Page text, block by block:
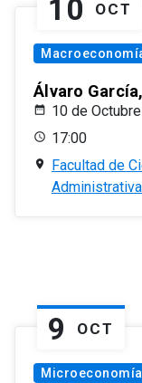
10 OCT
Álvaro
10 de
17:00
Facultad de
9 OCT